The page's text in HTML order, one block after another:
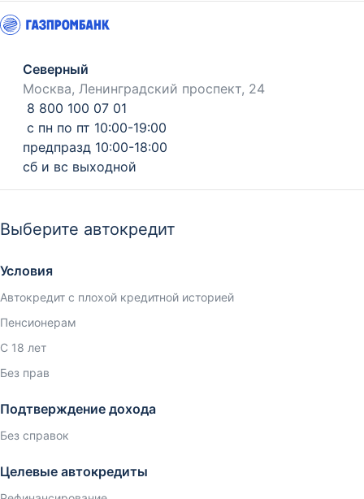
Северный
Москва, Ленинградский проспект, 24
8 800 100 07 01
с пн по пт 10:00-19:00
предпразд 10:00-18:00
сб и вс выходной
Выберите автокредит
Условия
Автокредит с плохой кредитной историей
Пенсионерам
С 18 лет
Без прав
Подтверждение дохода
Без справок
Целевые автокредиты